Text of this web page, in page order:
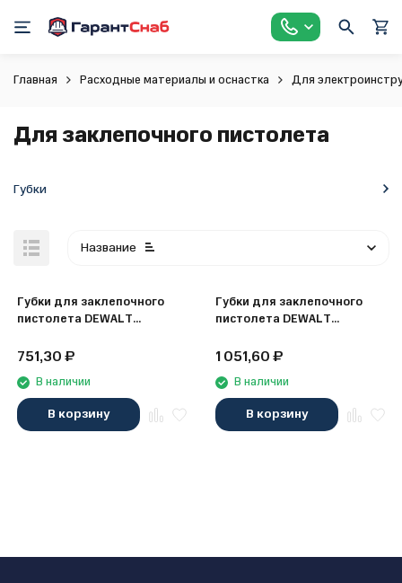
Главная Расходные материалы и оснастка Для
Для заклепочного пистолета
Губки
Название
Губки для заклепочного
пистолета DEWALT
751,30₽
В наличии
В корзину
Губки для заклепочного
пистолета DEWALT
1 051,60₽
В наличии
В корзину